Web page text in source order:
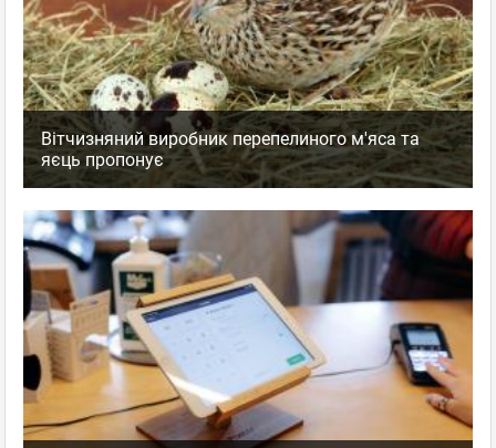
Вітчизняний виробник перепелиного м'яса та
яєць пропонує